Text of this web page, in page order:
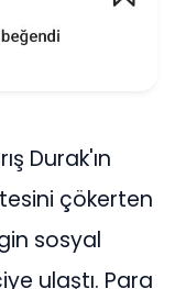
Durak'ın
çökerten
sosyal
ulaştı. Para